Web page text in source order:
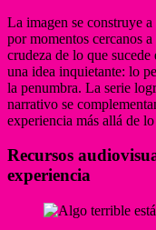
La imagen se construye
por momentos cercanos
crudeza de lo que sucede
una idea inquietante: lo
la penumbra. La serie
narrativo se
experiencia más allá de
Recursos
experiencia